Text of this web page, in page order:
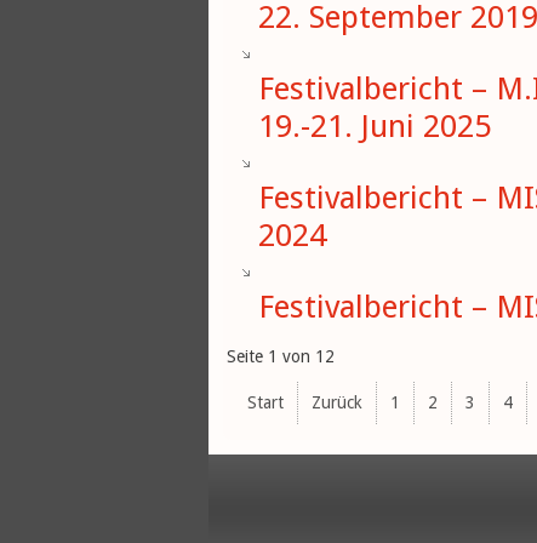
22. September 2019
Festivalbericht –
19.-21. Juni 2025
Festivalbericht –
2024
Festivalbericht –
Seite 1 von 12
Start Zurück 1 2 3 4